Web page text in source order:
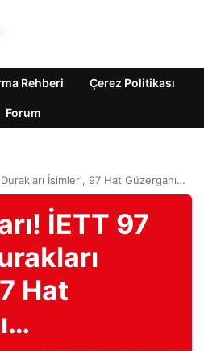
Rehberi Çerez Politikası
Forum
İsimleri, 97 Hat Güzergahı…
İETT 97
Hat